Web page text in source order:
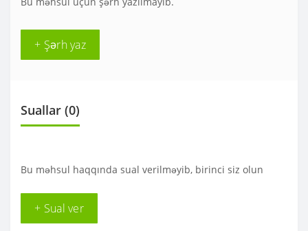
+ Şərh yaz
Suallar (0)
Bu məhsul haqqında sual verilməyib, birinci siz olun
+ Sual ver